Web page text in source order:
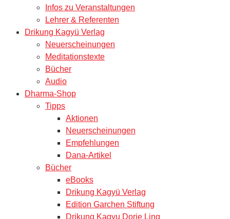
Infos zu Veranstaltungen
Lehrer & Referenten
Drikung Kagyü Verlag
Neuerscheinungen
Meditationstexte
Bücher
Audio
Dharma-Shop
Tipps
Aktionen
Neuerscheinungen
Empfehlungen
Dana-Artikel
Bücher
eBooks
Drikung Kagyü Verlag
Edition Garchen Stiftung
Drikung Kagyu Dorje Ling